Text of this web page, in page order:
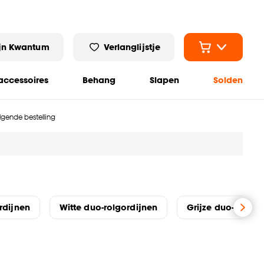
Kwantum Verlanglijstje
Behang Slapen Solden
bestelling
Witte duo-rolgordijnen Grijze duo-